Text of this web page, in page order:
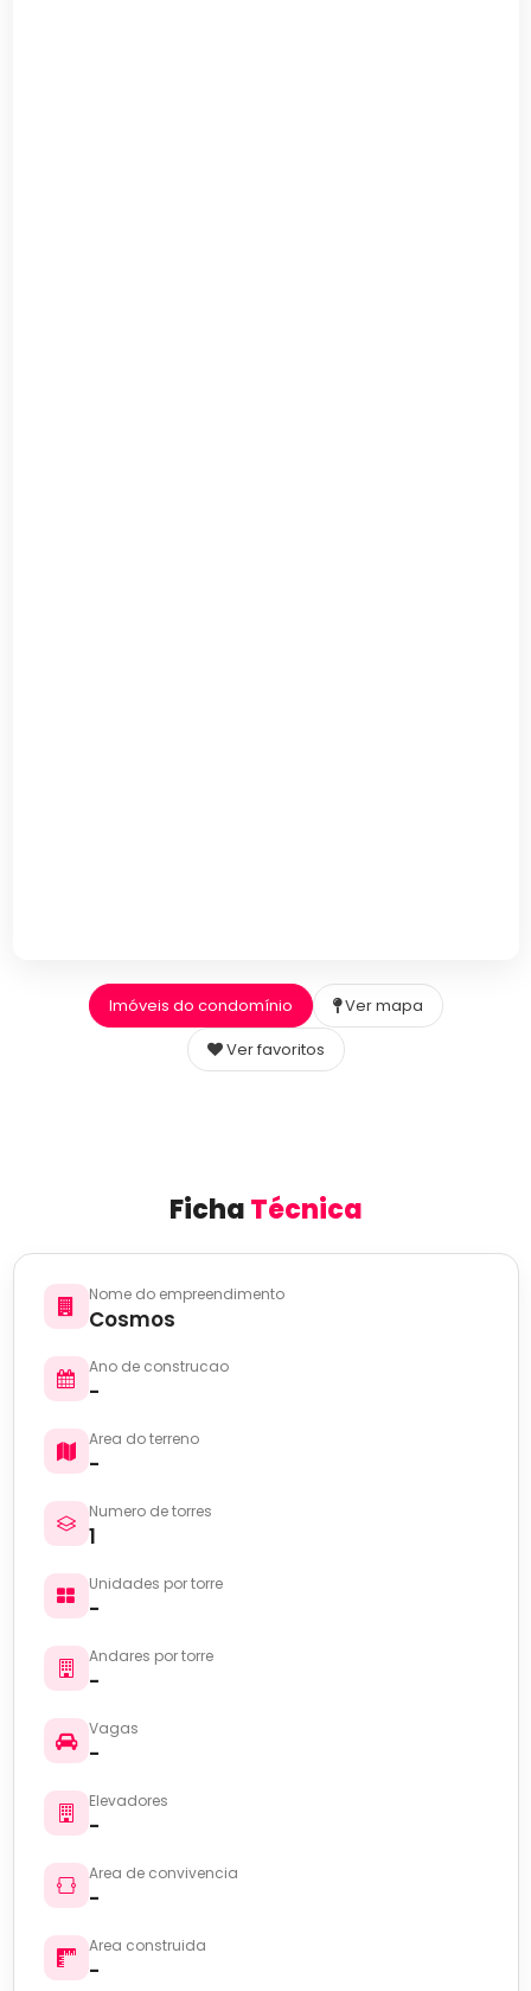
Imóveis do condomínio
Ver mapa
Ver favoritos
FichaTécnica
Nome do empreendimento
Cosmos
Ano de construcao
-
Area do terreno
-
Numero de torres
1
Unidades por torre
-
Andares por torre
-
Vagas
-
Elevadores
-
Area de convivencia
-
Area construida
-